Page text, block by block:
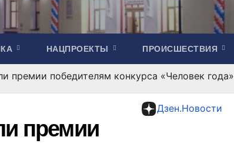
НАЦПРОЕКТЫ ПРОИСШЕСТВИЯ
премии победителям конкурса «Человек года»
Дзен.Новости
премии